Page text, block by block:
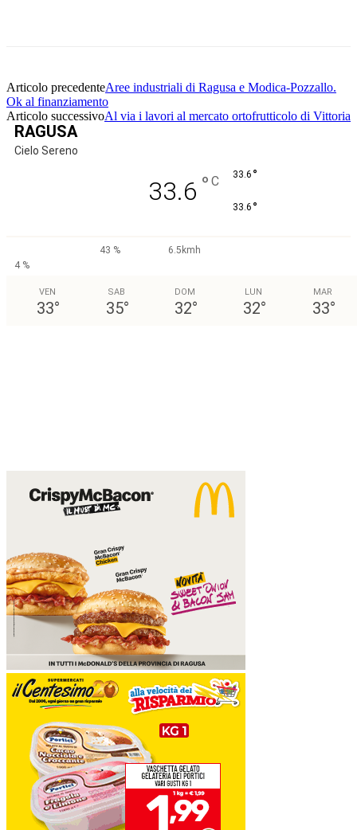
Articolo precedenteAree industriali di Ragusa e Modica-Pozzallo.
Ok al finanziamento
Articolo successivoAl via i lavori al mercato ortofrutticolo di Vittoria
RAGUSA
Cielo Sereno
33.6 ° C 33.6 °
33.6 °
43 %
6.5kmh
4 %
VEN
33°
SAB
35°
DOM
32°
LUN
32°
MAR
33°